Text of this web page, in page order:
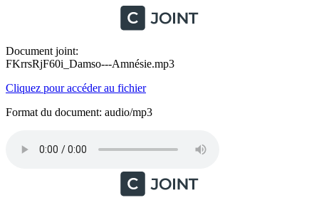
Document joint:
FKrrsRjF60i_Damso---Amnésie.mp3
Cliquez pour accéder au fichier
Format du document: audio/mp3